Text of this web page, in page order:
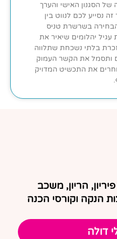
הסגנון האישי והערך
נסייע לכם לנווט בין
בשרשרת טניס
יהלומים שיאיר את
בלתי נשכחת שתלווה
ותסמל את הקשר העמוק
את התכשיט המדויק
הריון, משכב
הנקה וקורסי הכנה
דולה